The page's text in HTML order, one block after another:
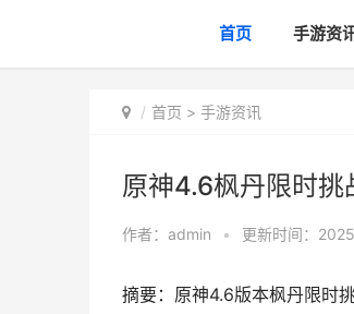
首页 手游资
首页 > 手游资讯
原神4.6枫丹限时挑
作者： admin • 更新时间：
摘要：原神4.6版本枫丹限时